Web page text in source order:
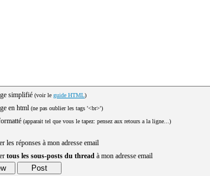
simplifié (voir le guide HTML)
en html (ne pas oublier les tags '<br>')
(apparait tel que vous le tapez: pensez aux retours a la ligne...)
les réponses à mon adresse email
tous les sous-posts du thread à mon adresse email